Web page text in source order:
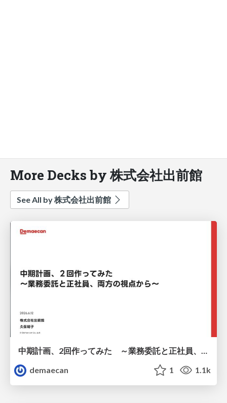
More Decks by 株式会社出前館
See All by 株式会社出前館
中期計画、2回作ってみた ～業務委託と正社員、両方の視点から～
demaecan
1 1.1k